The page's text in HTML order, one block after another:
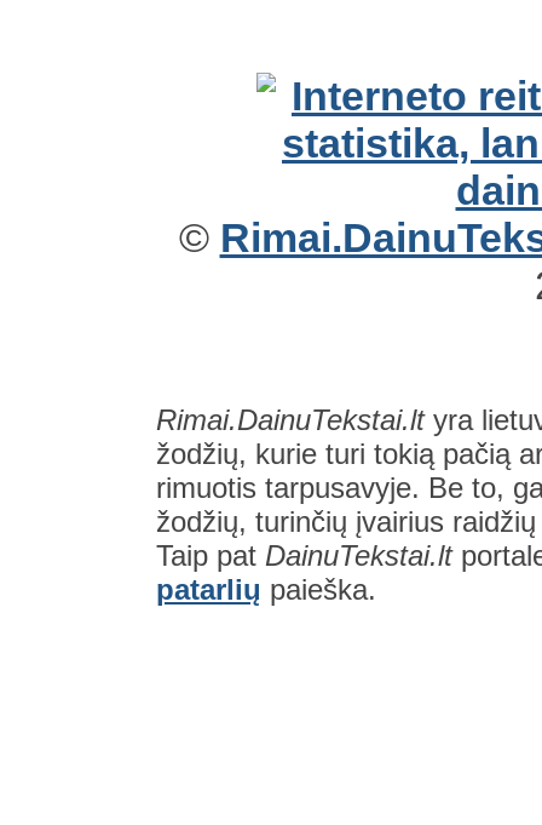
©
Rimai.DainuTekstai.ltyra
žodžių, kurie turi tokią pačią
rimuotis tarpusavyje. Be to,
žodžių, turinčių įvairius
Taip pat DainuTekstai.lt
patarlių paieška.